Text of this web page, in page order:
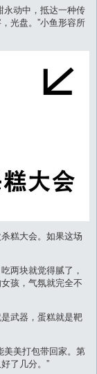
永动中，抵达一种传
光盘。”小鱼形容所
糕大会。如果这场
两块就觉得腻了，
孩，气氛就完全不
武器，蛋糕就是靶
美美打包带回家。第
了几分。”